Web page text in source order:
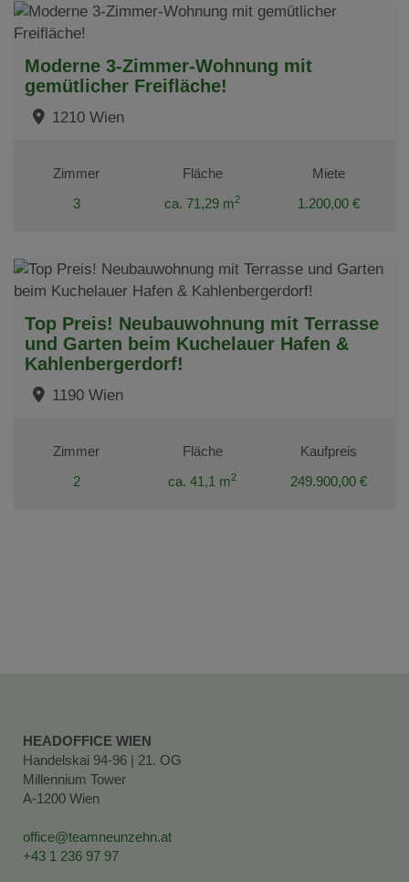
Moderne 3-Zimmer-Wohnung mit
gemütlicher Freifläche!
1210 Wien
Zimmer
3
Fläche
ca. 71,29 m2
Miete
1.200,00 €
Top Preis! Neubauwohnung mit Terrasse
und Garten beim Kuchelauer Hafen &
Kahlenbergerdorf!
1190 Wien
Zimmer
2
Fläche
ca. 41,1 m2
Kaufpreis
249.900,00 €
HEADOFFICE WIEN
Handelskai 94-96 | 21. OG
Millennium Tower
A-1200 Wien
office@teamneunzehn.at
+43 1 236 97 97